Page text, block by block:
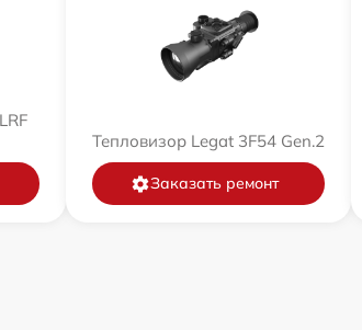
Тепловизор Legat 3F54 Gen.2
Заказать ремонт